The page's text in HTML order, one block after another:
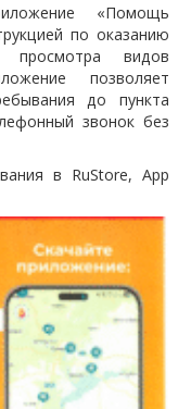
«Помощь
по оказанию
видов
позволяет
до пункта
звонок без
в RuStore, App